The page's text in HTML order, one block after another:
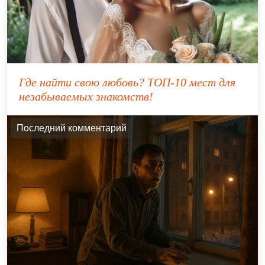
Где найти свою любовь? ТОП-10 мест для
незабываемых знакомств!
Последний комментарий